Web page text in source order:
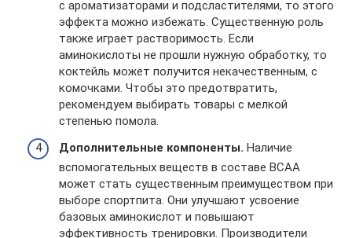
с ароматизаторами и подсластителями, то этого
эффекта можно избежать. Существенную роль
также играет растворимость. Если
аминокислоты не прошли нужную обработку, то
коктейль может получится некачественным, с
комочками. Чтобы это предотвратить,
рекомендуем выбирать товары с мелкой
степенью помола.
Дополнительные компоненты. Наличие
вспомогательных веществ в составе ВСАА
может стать существенным преимуществом при
выборе спортпита. Они улучшают усвоение
базовых аминокислот и повышают
эффективность тренировки. Производители